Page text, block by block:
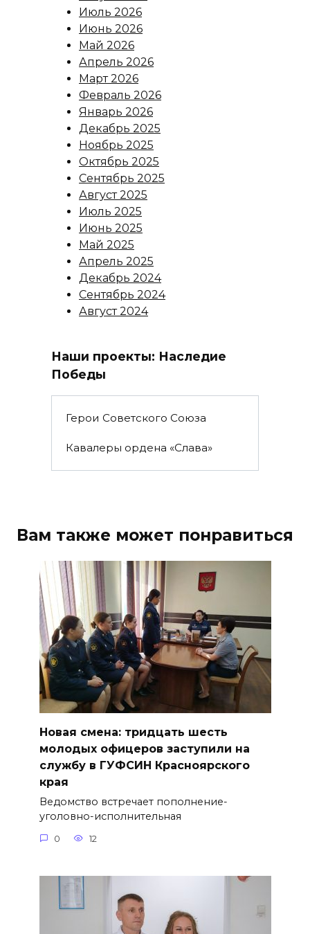
Июль 2026
Июнь 2026
Май 2026
Апрель 2026
Март 2026
Февраль 2026
Январь 2026
Декабрь 2025
Ноябрь 2025
Октябрь 2025
Сентябрь 2025
Август 2025
Июль 2025
Июнь 2025
Май 2025
Апрель 2025
Декабрь 2024
Сентябрь 2024
Август 2024
Наши проекты: Наследие
Победы
Герои Советского Союза
Кавалеры ордена «Слава»
Вам также может понравиться
Новая смена: тридцать шесть
молодых офицеров заступили на
службу в ГУФСИН Красноярского
края
Ведомство встречает пополнение-
уголовно-исполнительная
0 12